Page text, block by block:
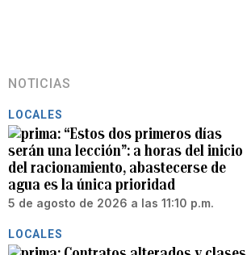
NOTICIAS
LOCALES
“Estos dos primeros días
serán una lección”: a horas del inicio
del racionamiento, abastecerse de
agua es la única prioridad
5 de agosto de 2026 a las 11:10 p.m.
LOCALES